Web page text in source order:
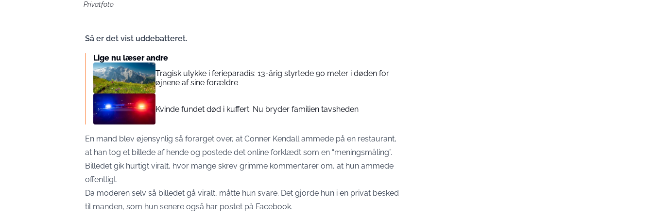
Privatfoto
Så er det vist uddebatteret.
Lige nu læser andre
Tragisk ulykke i ferieparadis: 13-årig styrtede 90 meter i døden for
øjnene af sine forældre
Kvinde fundet død i kuffert: Nu bryder familien tavsheden
En mand blev øjensynlig så forarget over, at Conner Kendall ammede på en restaurant,
at han tog et billede af hende og postede det online forklædt som en “meningsmåling”.
Billedet gik hurtigt viralt, hvor mange skrev grimme kommentarer om, at hun ammede
offentligt.
Da moderen selv så billedet gå viralt, måtte hun svare. Det gjorde hun i en privat besked
til manden, som hun senere også har postet på Facebook.